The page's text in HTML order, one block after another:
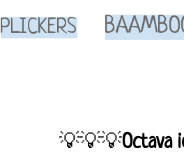
PLICKERS
💡💡💡Octava